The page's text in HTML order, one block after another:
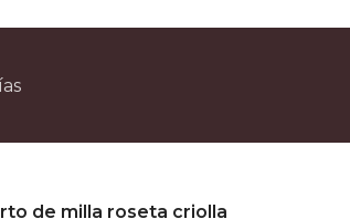
superiores a $90.000 por Correo Argentino
ESPECIAL por transferencia bancaria
de milla roseta criolla